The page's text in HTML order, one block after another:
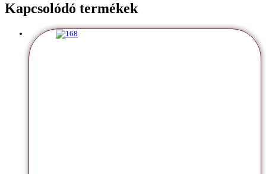
Kapcsolódó termékek